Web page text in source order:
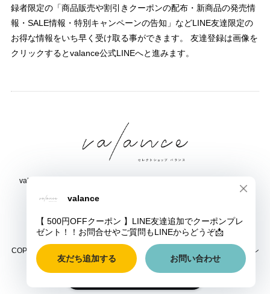
録者限定の「商品販売や割引きクーポンの配布・新商品の発売情
報・SALE情報・特別キャンペーンの告知」などLINE友達限定の
お得な情報をいち早く受け取る事ができます。 友達登録は画像を
クリックするとvalance公式LINEへと進みます。
valance 福井｜レディース セレクトショップ｜ファッション通販サイト
福井県鯖江市三六町1丁目1507
COPYRIGHT © valance 福井｜レディース セレクトショップ｜ファッション
通販サイト ALL RIGHTS RESERVED.